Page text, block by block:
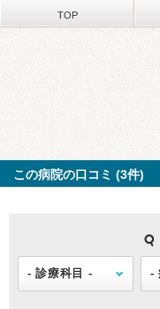
TOP
この病院の口コミ (3件)